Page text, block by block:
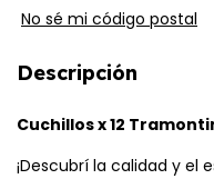
No sé mi código postal
Descripción
Cuchillos x 12
¡Descubrí la calidad y el